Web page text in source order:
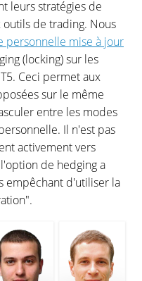
leurs stratégies de
de trading. Nous
personnelle mise à jour
(locking) sur les
Ceci permet aux
sur le même
entre les modes
Il n'est pas
activement vers
de hedging a
empêchant d'utiliser la